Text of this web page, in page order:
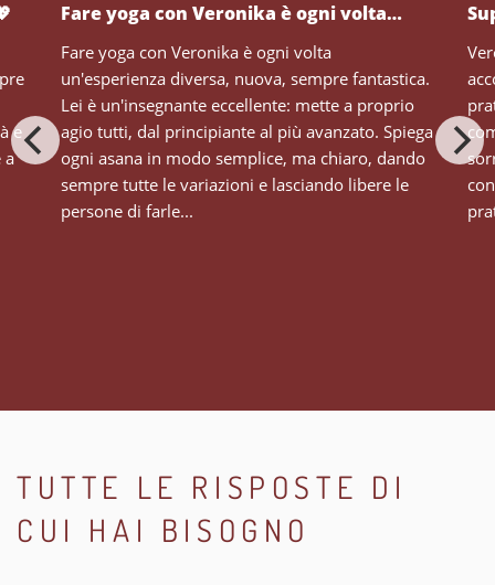
Fare yoga con Veronika è ogni volta…
Fare yoga con Veronika è ogni volta
un'esperienza diversa, nuova, sempre fantastica.
Lei è un'insegnante eccellente: mette a proprio
agio tutti, dal principiante al più avanzato. Spiega
ogni asana in modo semplice, ma chiaro, dando
sempre tutte le variazioni e lasciando libere le
persone di farle...
e
a
TUTTE LE RISPOSTE DI
CUI HAI BISOGNO